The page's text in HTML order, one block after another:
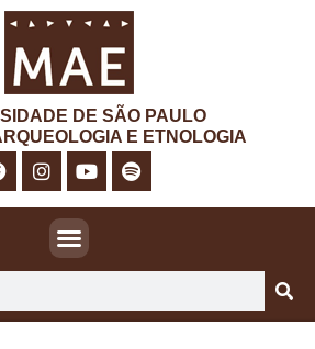
DE SÃO PAULO
E ETNOLOGIA